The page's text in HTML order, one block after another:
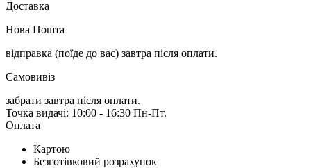
Доставка
Нова Пошта
відправка (поїде до вас) завтра після оплати.
Самовивіз
забрати завтра після оплати.
Точка видачі: 10:00 - 16:30 Пн-Пт.
Оплата
Картою
Безготівковий розрахунок